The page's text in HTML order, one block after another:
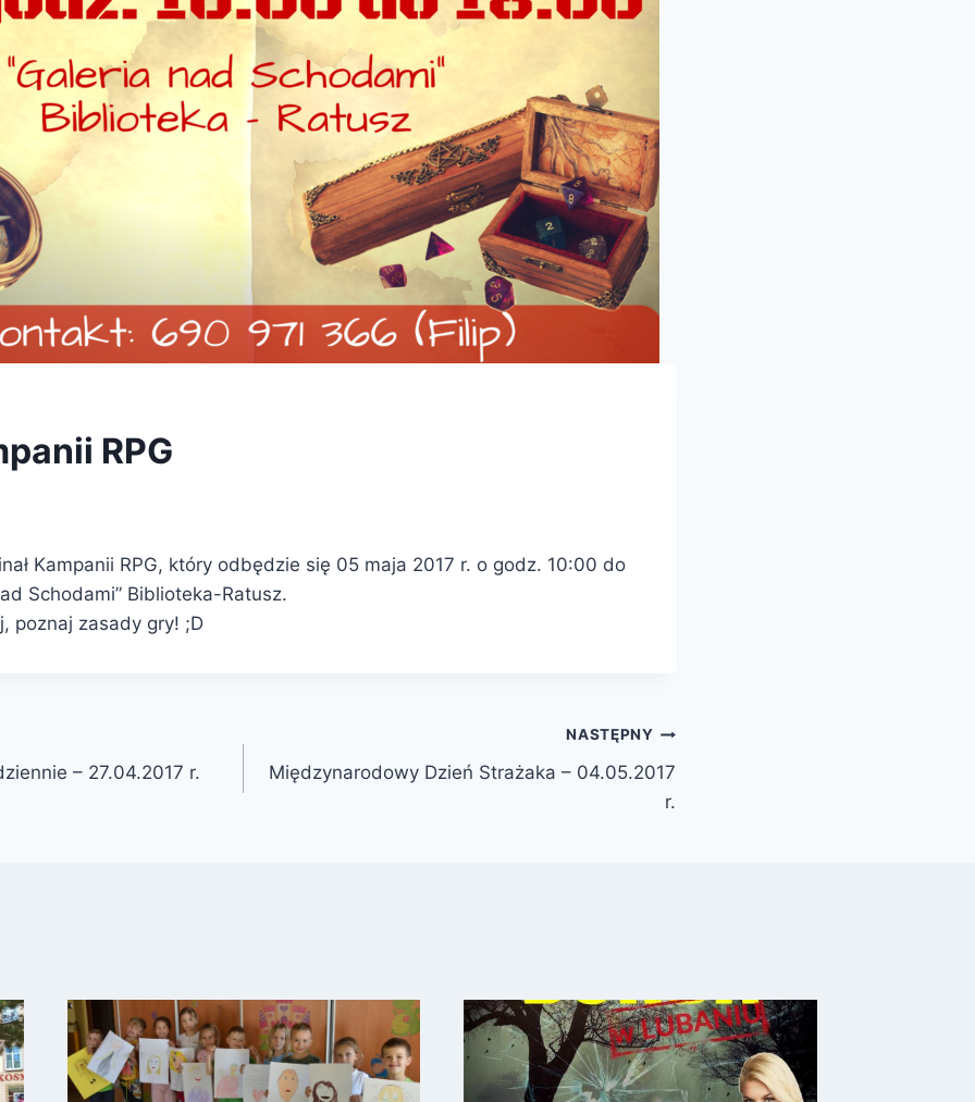
RPG
Kampanii RPG, który odbędzie się 05 maja 2017 r. o godz. 10:00 do
Schodami” Biblioteka-Ratusz.
poznaj zasady gry! ;D
– 27.04.2017 r.
NASTĘPNY
Międzynarodowy Dzień Strażaka – 04.05.2017
r.